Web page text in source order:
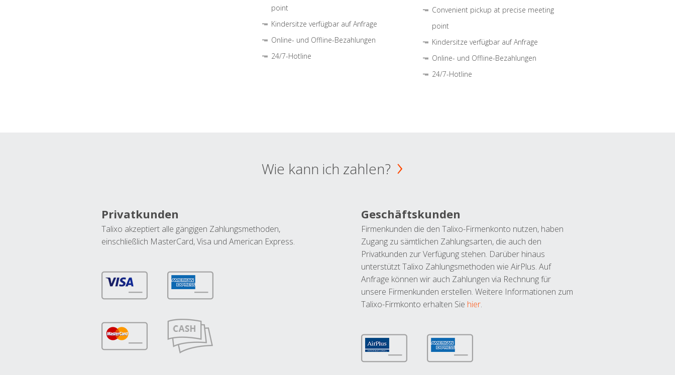
point
Kindersitze verfügbar auf Anfrage
Online- und Offline-Bezahlungen
24/7-Hotline
Convenient pickup at precise meeting
point
Kindersitze verfügbar auf Anfrage
Online- und Offline-Bezahlungen
24/7-Hotline
Wie kann ich zahlen?
Privatkunden
Talixo akzeptiert alle gängigen Zahlungsmethoden,
einschließlich MasterCard, Visa und American Express.
Geschäftskunden
Firmenkunden die den Talixo-Firmenkonto nutzen, haben
Zugang zu sämtlichen Zahlungsarten, die auch den
Privatkunden zur Verfügung stehen. Darüber hinaus
unterstützt Talixo Zahlungsmethoden wie AirPlus. Auf
Anfrage können wir auch Zahlungen via Rechnung für
unsere Firmenkunden erstellen. Weitere Informationen zum
Talixo-Firmkonto erhalten Sie hier.